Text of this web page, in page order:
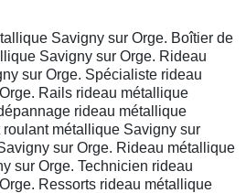
Savigny sur Orge. Boîtier de
Savigny sur Orge. Rideau
sur Orge. Spécialiste rideau
Rails rideau métallique
rideau métallique
métallique Savigny sur
sur Orge. Rideau métallique
sur Orge. Technicien rideau
Ressorts rideau métallique